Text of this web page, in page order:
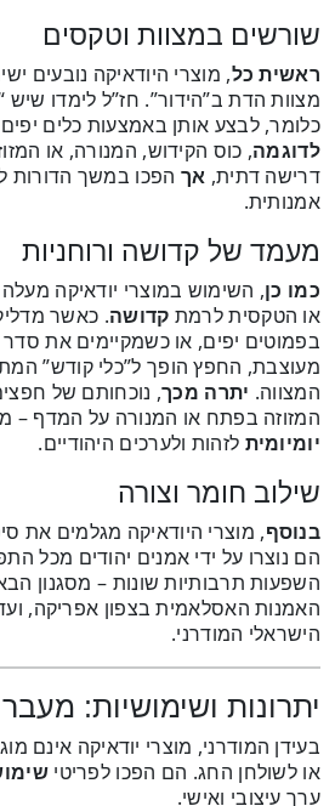
שורשים במצוות וטקסים
ראשית כל, מוצרי היודאיקה נובעים
מצוות הדת ב”הידור”. חז”ל לימדו שיש
כלומר, לבצע אותן באמצעות כלים
לדוגמה, כוס הקידוש, המנורה, או
דרישה דתית, אךהפכו במשך הדורות
אמנותית.
מעמד של קדושה ורוחניות
כמו כן, השימוש במוצרי יודאיקה
או הטקסית לרמת קדושה. כאשר
בפמוטים יפים, או כשמקיימים את
מעוצבת, החפץ הופך ל”כלי קודש”
המצווה. יתרה מכך, נוכחותם של
המזוזה בפתח או המנורה על המדף
יומיומיתלזהות ולערכים היהודיים.
שילוב חומר וצורה
בנוסף, מוצרי היודאיקה מגלמים את
הם נוצרו על ידי אמנים יהודים מכל
השפעות תרבותיות שונות – מסגנון
האמנות האסלאמית בצפון אפריקה, ועד
הישראלי המודרני.
יתרונות ושימושיות:
בעידן המודרני, מוצרי יודאיקה אינם
או לשולחן החג. הם הפכו לפריטי
ערך עיצובי ואישי.